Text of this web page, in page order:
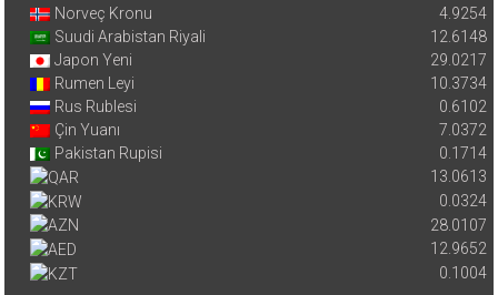
Norveç Kronu
4.9254
Suudi Arabistan Riyali
12.6148
Japon Yeni
29.0217
Rumen Leyi
10.3734
Rus Rublesi
0.6102
Çin Yuanı
7.0372
Pakistan Rupisi
0.1714
13.0613
0.0324
28.0107
12.9652
0.1004